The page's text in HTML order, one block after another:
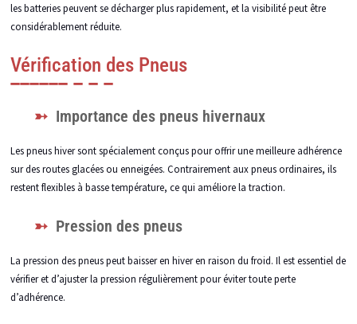
les batteries peuvent se décharger plus rapidement, et la visibilité peut être
considérablement réduite.
Vérification des Pneus
Importance des pneus hivernaux
Les pneus hiver sont spécialement conçus pour offrir une meilleure adhérence
sur des routes glacées ou enneigées. Contrairement aux pneus ordinaires, ils
restent flexibles à basse température, ce qui améliore la traction.
Pression des pneus
La pression des pneus peut baisser en hiver en raison du froid. Il est essentiel de
vérifier et d’ajuster la pression régulièrement pour éviter toute perte
d’adhérence.